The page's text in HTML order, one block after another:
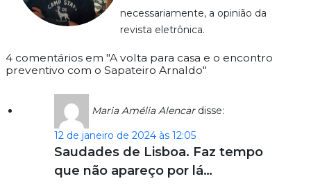
necessariamente, a opinião da
revista eletrônica.
4 comentários em "A volta para casa e o encontro
preventivo com o Sapateiro Arnaldo"
Maria Amélia Alencar disse:
12 de janeiro de 2024 às 12:05
Saudades de Lisboa. Faz tempo
que não apareço por lá…